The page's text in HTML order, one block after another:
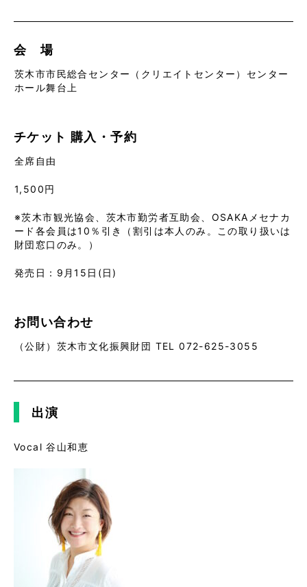
会 場
茨木市市民総合センター（クリエイトセンター）センター
ホール舞台上
チケット 購入・予約
全席自由
1,500円
※茨木市観光協会、茨木市勤労者互助会、OSAKAメセナカ
ード各会員は10％引き（割引は本人のみ。この取り扱いは
財団窓口のみ。）
発売日：9月15日(日)
お問い合わせ
（公財）茨木市文化振興財団 TEL 072-625-3055
出演
Vocal 谷山和恵